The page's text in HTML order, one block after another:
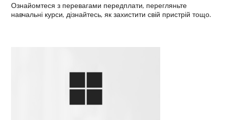
Ознайомтеся з перевагами передплати, перегляньте
навчальні курси, дізнайтесь, як захистити свій пристрій тощо.